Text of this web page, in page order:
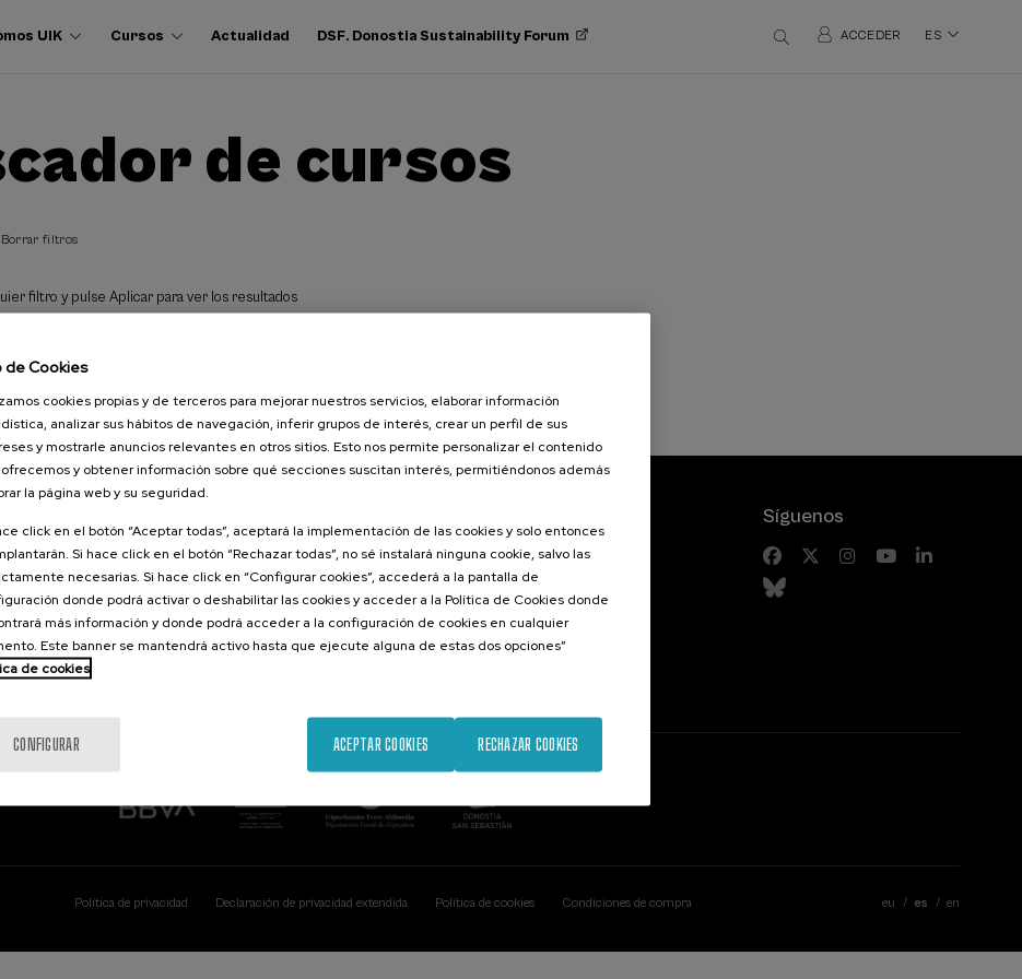
UIK Cursos Actualidad DSF. Donostia Sustainability Forum ACCEDER ES
de cursos
Borrar filtros
filtro y pulse Aplicar para ver los resultados
Palacio Miramar
Paseo de Miraconcha, 48
20007 Donostia / San Sebastián
Gipuzkoa, Spain
Contacta con nosotros
Actividades anteriores
Síguenos
Política de privacidad Declaración de privacidad extendida Política de cookies Condiciones de compra eu es en
de Cookies
cookies propias y de terceros para mejorar nuestros servicios, elaborar información
analizar sus hábitos de navegación, inferir grupos de interés, crear un perfil de sus
y mostrarle anuncios relevantes en otros sitios. Esto nos permite personalizar el contenido
y obtener información sobre qué secciones suscitan interés, permitiéndonos además
la página web y su seguridad.
click en el botón “Aceptar todas”, aceptará la implementación de las cookies y solo entonces
Si hace click en el botón “Rechazar todas”, no sé instalará ninguna cookie, salvo las
necesarias. Si hace click en “Configurar cookies”, accederá a la pantalla de
donde podrá activar o deshabilitar las cookies y acceder a la Política de Cookies donde
más información y donde podrá acceder a la configuración de cookies en cualquier
Este banner se mantendrá activo hasta que ejecute alguna de estas dos opciones”
de cookies
CONFIGURAR RECHAZAR COOKIES
ACEPTAR COOKIES